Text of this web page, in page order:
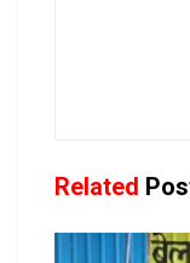
Related